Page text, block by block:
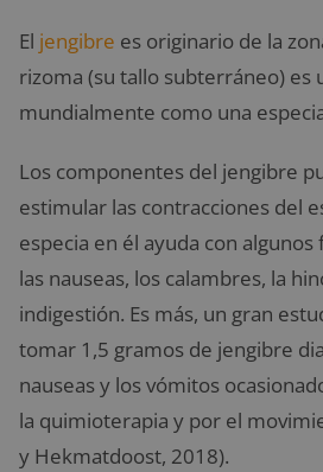
El jengibre es originario de la
rizoma (su tallo subterráneo) es
mundialmente como una
Los componentes del jengibre
estimular las contracciones del
especia en él ayuda con
las nauseas, los calambres, la
indigestión. Es más, un gran
tomar 1,5 gramos de jengibre
nauseas y los vómitos
la quimioterapia y por el
y Hekmatdoost, 2018).